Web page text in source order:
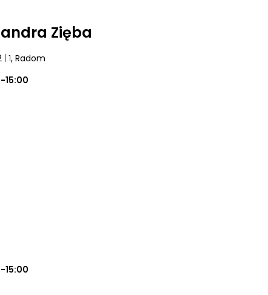
Zięba
| 1, Radom
15:00
15:00